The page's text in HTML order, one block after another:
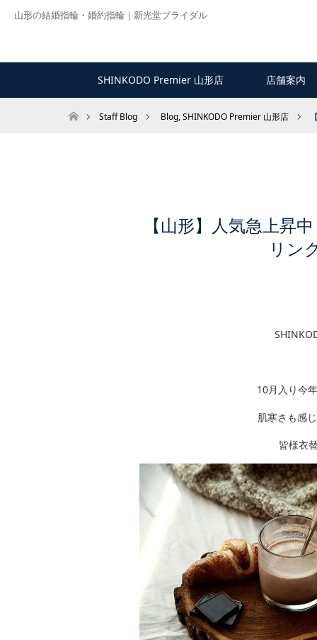
山形の結婚指輪・婚約指輪｜新光堂ブライダル
SHINKODO Premier 山形店 店舗案内
ホームStaff Blog Blog,SHINKODO Premier 山形店
【山形】人気急上昇
リン
10月入り今
肌寒さも感
皆様衣